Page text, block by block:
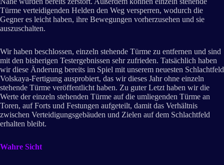
Türme verteidigenden Helden den Weg versperren, wodurch die
Gegner es leicht haben, ihre Bewegungen vorherzusehen und sie
auszuschalten.
Wir haben beschlossen, einzeln stehende Türme zu entfernen und sind
mit den bisherigen Testergebnissen sehr zufrieden. Tatsächlich haben
wir diese Änderung bereits im Spiel mit unserem neuesten Schlachtfeld
Volskaya-Fertigung ausprobiert, das wir dieses Jahr ohne einzeln
stehende Türme veröffentlicht haben. Zu guter Letzt haben wir die
Werte der einzeln stehenden Türme auf die umliegenden Türme an
Toren, auf Forts und Festungen aufgeteilt, damit das Verhältnis
zwischen Verteidigungsgebäuden und Zielen auf dem Schlachtfeld
erhalten bleibt.
Wahre Sicht